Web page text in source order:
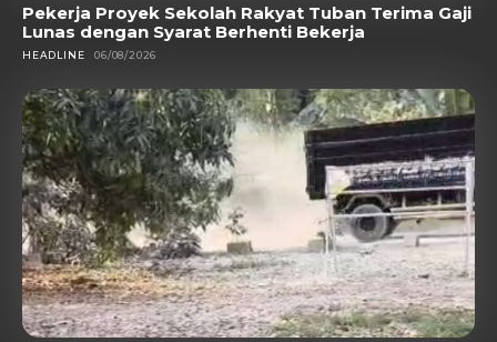
Pekerja Proyek Sekolah Rakyat Tuban Terima Gaji
Lunas dengan Syarat Berhenti Bekerja
HEADLINE 06/08/2026